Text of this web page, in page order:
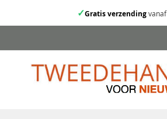
✓Gratis verzendingvanaf
direct
naar
de